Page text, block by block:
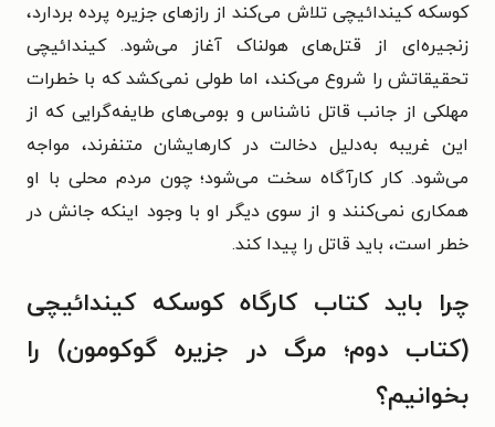
کوسکه کیندائیچی تلاش می‌کند از رازهای جزیره پرده بردارد،
زنجیره‌ای از قتل‌های هولناک آغاز می‌شود. کیندائیچی
تحقیقاتش را شروع می‌کند، اما طولی نمی‌کشد که با خطرات
مهلکی از جانب قاتل ناشناس و بومی‌های طایفه‌گرایی که از
این غریبه به‌دلیل دخالت در کارهایشان متنفرند، مواجه
می‌شود.کار کارآگاه سخت می‌شود؛ چون مردم محلی با او
همکاری نمی‌کنند و از سوی دیگر او با وجود اینکه جانش در
خطر است، باید قاتل را پیدا کند.
چرا باید کتاب کارگاه کوسکه کیندائیچی
(کتاب دوم؛ مرگ در جزیره گوکومون) را
بخوانیم؟